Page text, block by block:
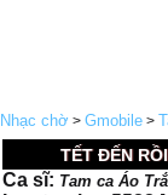
Nhạc chờ > Gmobile >
TẾT ĐẾN
Ca sĩ: Tam ca Áo